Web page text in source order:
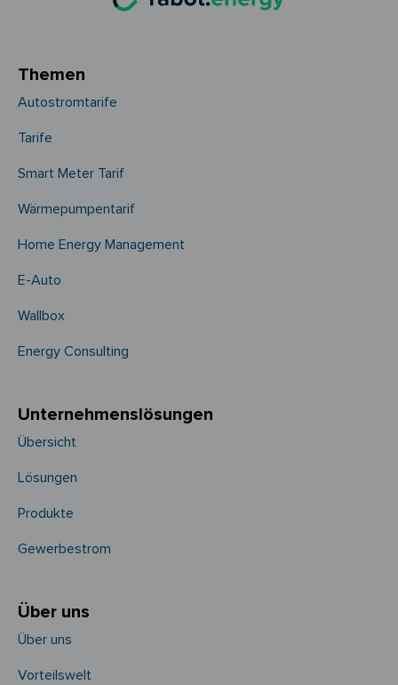
Themen
Autostromtarife
Tarife
Smart Meter Tarif
Wärmepumpentarif
Home Energy Management
E-Auto
Wallbox
Energy Consulting
Unternehmens­­lösungen
Übersicht
Lösungen
Produkte
Gewerbestrom
Über uns
Über uns
Vorteilswelt